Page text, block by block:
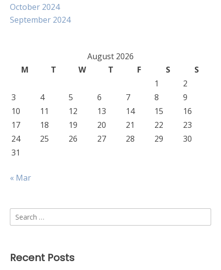
October 2024
September 2024
August 2026
M
T W T F S
S
1
2
3
4 5 6 7 8
9
10
11 12 13 14 15
16
17
18 19 20 21 22
23
24
25 26 27 28 29
30
31
« Mar
Search
for:
Recent Posts